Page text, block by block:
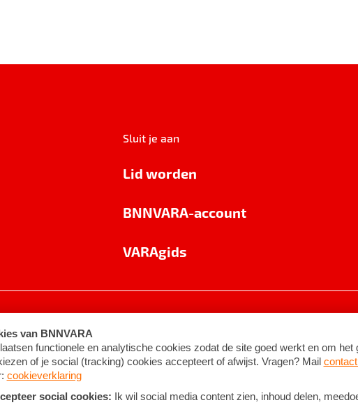
Sluit je aan
Lid worden
BNNVARA-account
VARAgids
Algemene voorwaarden ©2026BNNVARA